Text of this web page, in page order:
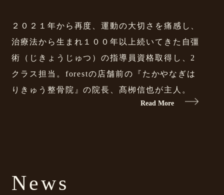
２０２１年から再度、運動の大切さを痛感し、
治療法から生まれ１００年以上続いてきた自彊
術（じきょうじゅつ）の指導員資格取得し、2
クラス担当。forestの店舗前の『たかやなぎは
りきゅう整骨院』の院長、髙栁信也が主人。
Read More
News